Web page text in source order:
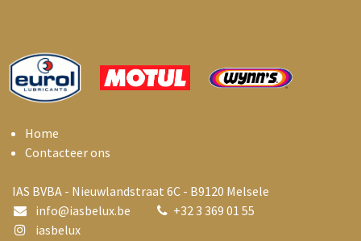
Home
Contacteer ons
IAS BVBA - Nieuwlandstraat 6C - B9120 Melsele
info@iasbelux.be +32 3 369 01 55
iasbelux